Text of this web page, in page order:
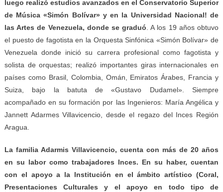
luego realizó estudios avanzados en el Conservatorio Superior
de Música «Simón Bolívar» y en la Universidad Nacional! de
las Artes de Venezuela, donde se graduó . A los 19 años obtuvo
el puesto de fagotista en la Orquesta Sinfónica «Simón Bolívar» de
Venezuela donde inició su carrera profesional como fagotista y
solista de orquestas; realizó importantes giras internacionales en
países como Brasil, Colombia, Omán, Emiratos Árabes, Francia y
Suiza, bajo la batuta de «Gustavo Dudamel». Siempre
acompañado en su formación por las Ingenieros: María Angélica y
Jannett Adarmes Villavicencio, desde el regazo del Inces Región
Aragua.
La familia Adarmis Villavicencio, cuenta con más de 20 años
en su labor como trabajadores Inces. En su haber, cuentan
con el apoyo a la Institución en el ámbitoartístico (Coral,
Presentaciones Culturales y el apoyo en todo tipo de